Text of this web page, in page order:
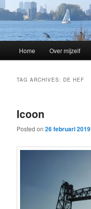
Skip
content
Skip
content
Home Over mijzelf
TAG ARCHIVES: DE HEF
Icoon
Posted on26 februari 2019